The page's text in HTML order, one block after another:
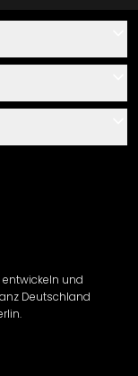
und
Deutschland